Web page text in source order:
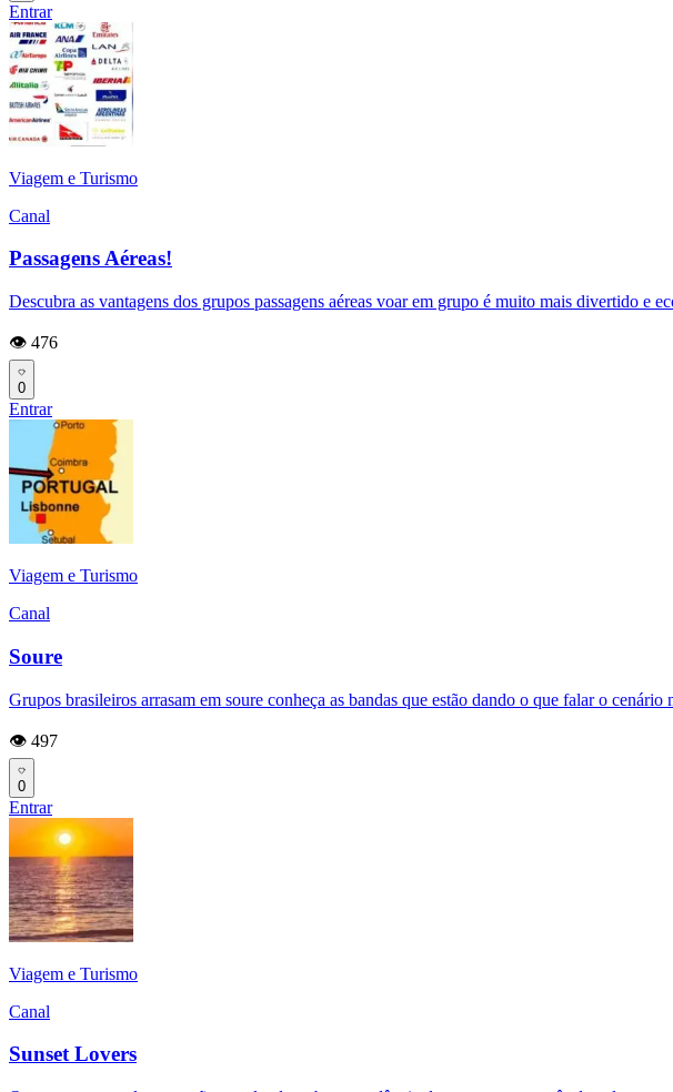
Entrar
Viagem e Turismo
Canal
Passagens Aéreas!
Descubra as vantagens dos grupos passagens aéreas voar em grupo é muito mais divertido e
👁️ 476
0
Entrar
Viagem e Turismo
Canal
Soure
Grupos brasileiros arrasam em soure conheça as bandas que estão dando o que falar o
👁️ 497
0
Entrar
Viagem e Turismo
Canal
Sunset Lovers